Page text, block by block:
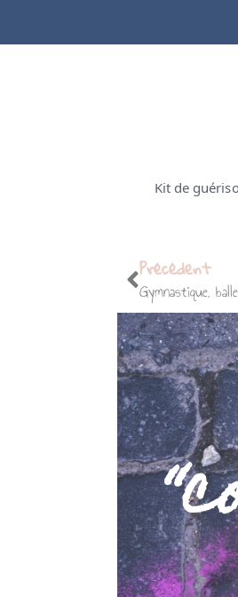
Kit de
Précédent
Gymnastique,